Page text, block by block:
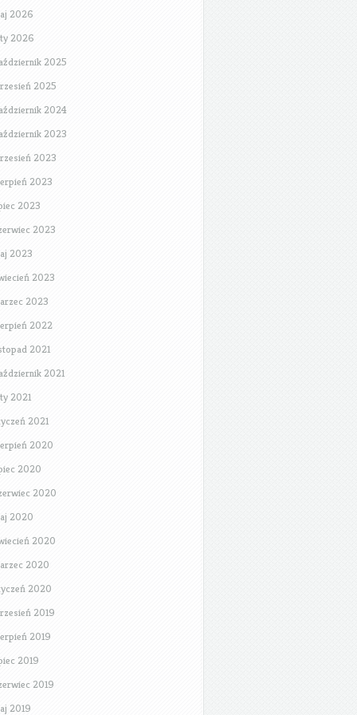
2026
2026
2025
2025
2024
2023
2023
2023
2023
2023
2023
2023
2023
2022
2021
2021
2021
2021
2020
2020
2020
2020
2020
2020
2020
2019
2019
2019
2019
2019